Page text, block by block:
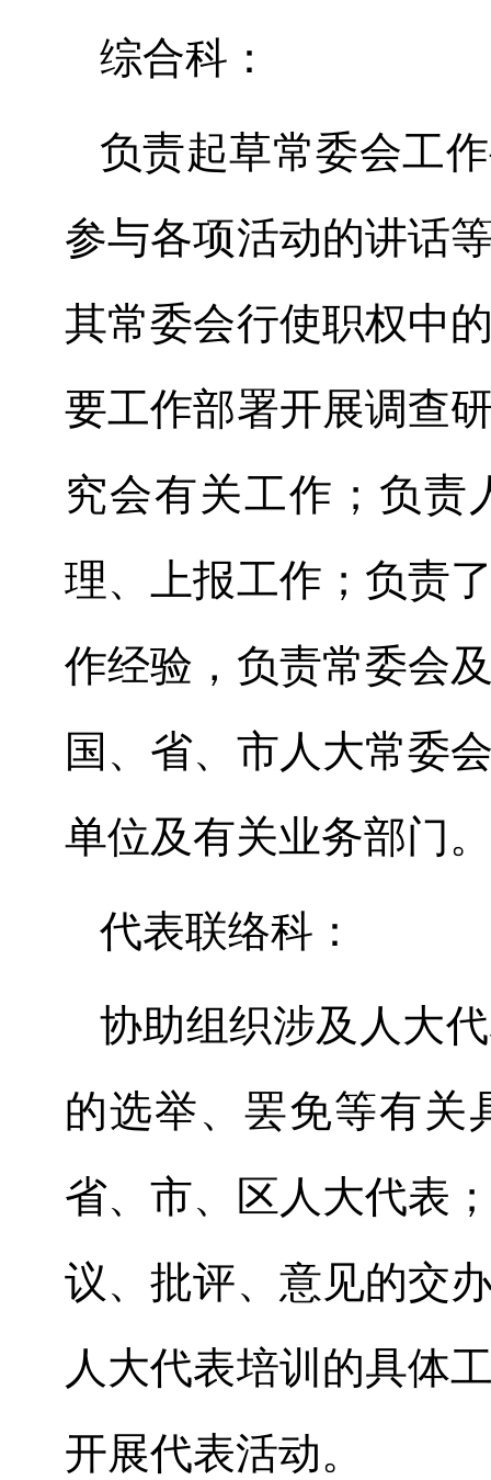
综合科：
负责起草常委会工
参与各项活动的讲话
其常委会行使职权中
要工作部署开展调查
究会有关工作；负责
理、上报工作；负责
作经验，负责常委会
国、省、市人大常委
单位及有关业务部门。
代表联络科：
协助组织涉及人大
的选举、罢免等有关
省、市、区人大代表
议、批评、意见的交
人大代表培训的具体
开展代表活动。